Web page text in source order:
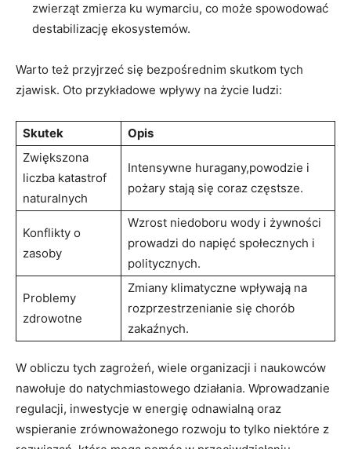
zwierząt zmierza ku wymarciu, co może spowodować
destabilizację ekosystemów.
Warto też przyjrzeć się bezpośrednim skutkom tych
zjawisk. Oto przykładowe wpływy na życie ludzi:
Skutek
Opis
Zwiększona
liczba katastrof
naturalnych
Intensywne huragany,powodzie i
pożary stają się coraz częstsze.
Konflikty o
zasoby
Wzrost niedoboru wody i żywności
prowadzi do napięć społecznych i
politycznych.
Problemy
zdrowotne
Zmiany klimatyczne wpływają na
rozprzestrzenianie się chorób
zakaźnych.
W obliczu tych zagrożeń, wiele organizacji i naukowców
nawołuje do natychmiastowego działania. Wprowadzanie
regulacji, inwestycje w energię odnawialną oraz
wspieranie zrównoważonego rozwoju to tylko niektóre z